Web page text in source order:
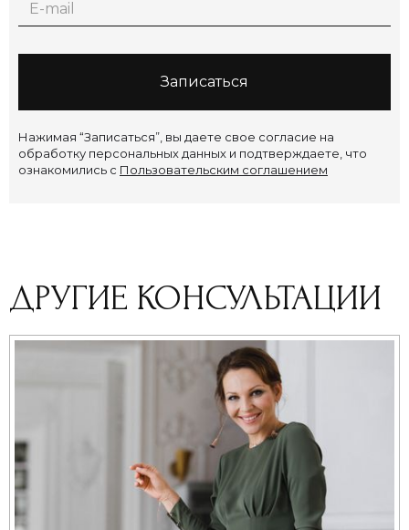
Нажимая “Записаться”, вы даете свое согласие на
обработку персональных данных и подтверждаете, что
ознакомились с Пользовательским соглашением
ДРУГИЕ КОНСУЛЬТАЦИИ